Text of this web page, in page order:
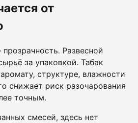
от
Развесной
за упаковкой. Табак
структуре, влажности
снижает риск разочарования
точным.
смесей, здесь нет